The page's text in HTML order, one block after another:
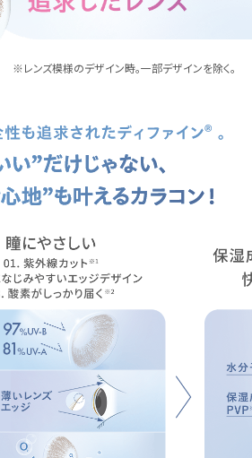
※レンズ模様のデザイン時。一部デザインを除く。